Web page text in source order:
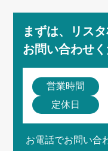
まずは、リス
お問い合わせ
営業時間
定休日
お電話でお問い合